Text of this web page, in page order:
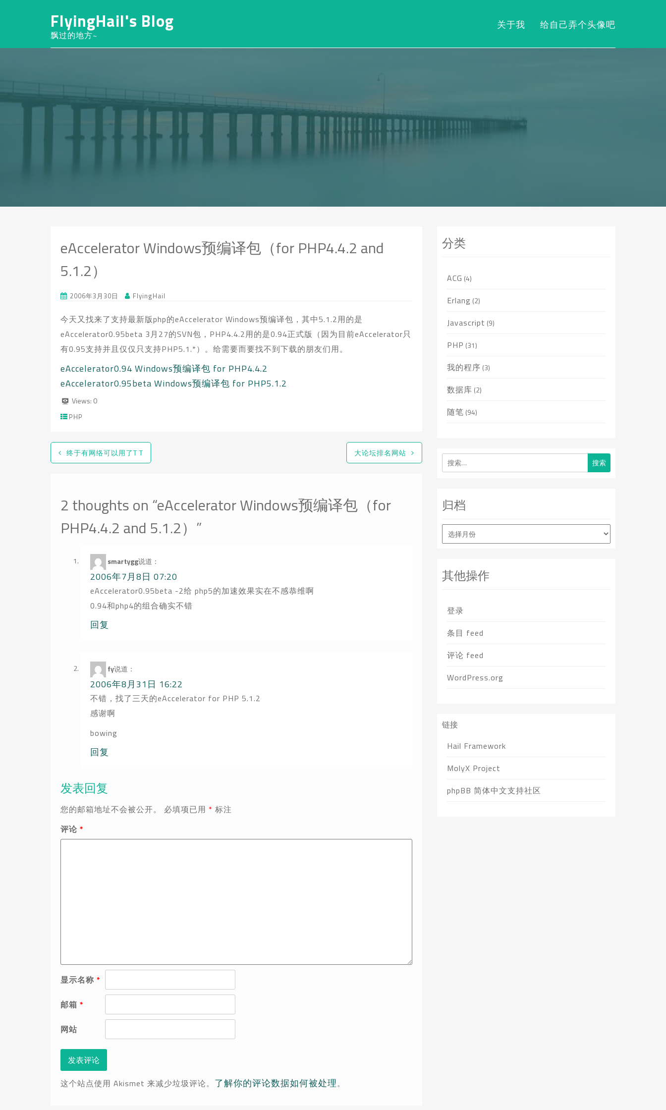
FlyingHail's Blog
飘过的地方~
关于我 给自己弄个头像吧
eAccelerator Windows预编译包（for PHP4.4.2 and
5.1.2）
2006年3月30日 FlyingHail
今天又找来了支持最新版php的eAccelerator Windows预编译包，其中5.1.2用的是
eAccelerator0.95beta 3月27的SVN包，PHP4.4.2用的是0.94正式版（因为目前eAccelerator只
有0.95支持并且仅仅只支持PHP5.1.*）。给需要而要找不到下载的朋友们用。
eAccelerator0.94 Windows预编译包 for PHP4.4.2
eAccelerator0.95beta Windows预编译包 for PHP5.1.2
Views: 0
PHP
终于有网络可以用了T T 大论坛排名网站
2 thoughts on “eAccelerator Windows预编译包（for
PHP4.4.2 and 5.1.2） ”
smartygg说道：
2006年7月8日 07:20
eAccelerator0.95beta -2给 php5的加速效果实在不感恭维啊
0.94和php4的组合确实不错
回复
fy说道：
2006年8月31日 16:22
不错，找了三天的eAccelerator for PHP 5.1.2
感谢啊
bowing
回复
发表回复
您的邮箱地址不会被公开。 必填项已用 * 标注
评论 *
显示名称 *
邮箱 *
网站
这个站点使用 Akismet 来减少垃圾评论。 了解你的评论数据如何被处理。
分类
ACG (4)
Erlang (2)
Javascript (9)
PHP (31)
我的程序 (3)
数据库 (2)
随笔 (94)
搜
索：
归档
档
其他操作
登录
条目 feed
评论 feed
WordPress.org
链接
Hail Framework
MolyX Project
phpBB 简体中文支持社区